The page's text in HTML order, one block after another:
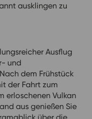
ausklingen zu
Ausflug
und
dem Frühstück
der Fahrt zum
erloschenen Vulkan
aus genießen Sie
über die